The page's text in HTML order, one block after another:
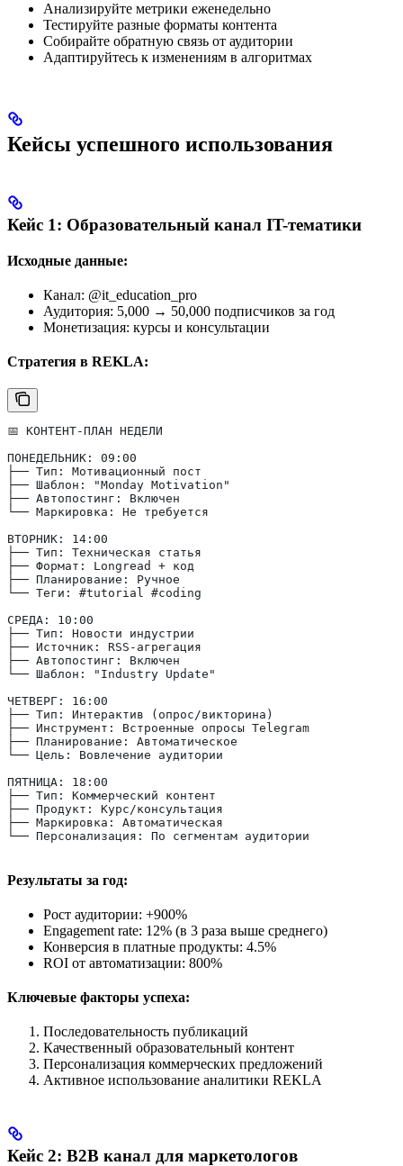
Анализируйте метрики еженедельно
Тестируйте разные форматы контента
Собирайте обратную связь от аудитории
Адаптируйтесь к изменениям в алгоритмах
Кейсы успешного использования
Кейс 1: Образовательный канал IT-тематики
Исходные данные:
Канал: @it_education_pro
Аудитория: 5,000 → 50,000 подписчиков за год
Монетизация: курсы и консультации
Стратегия в REKLA:
📅 КОНТЕНТ-ПЛАН НЕДЕЛИ
ПОНЕДЕЛЬНИК: 09:00
├── Тип: Мотивационный пост
├── Шаблон: "Monday Motivation"
├── Автопостинг: Включен
└── Маркировка: Не требуется
ВТОРНИК: 14:00
├── Тип: Техническая статья
├── Формат: Longread + код
├── Планирование: Ручное
└── Теги: #tutorial #coding
СРЕДА: 10:00
├── Тип: Новости индустрии
├── Источник: RSS-агрегация
├── Автопостинг: Включен
└── Шаблон: "Industry Update"
ЧЕТВЕРГ: 16:00
├── Тип: Интерактив (опрос/викторина)
├── Инструмент: Встроенные опросы Telegram
├── Планирование: Автоматическое
└── Цель: Вовлечение аудитории
ПЯТНИЦА: 18:00
├── Тип: Коммерческий контент
├── Продукт: Курс/консультация
├── Маркировка: Автоматическая
└── Персонализация: По сегментам аудитории
Результаты за год:
Рост аудитории: +900%
Engagement rate: 12% (в 3 раза выше среднего)
Конверсия в платные продукты: 4.5%
ROI от автоматизации: 800%
Ключевые факторы успеха:
Последовательность публикаций
Качественный образовательный контент
Персонализация коммерческих предложений
Активное использование аналитики REKLA
Кейс 2: B2B канал для маркетологов